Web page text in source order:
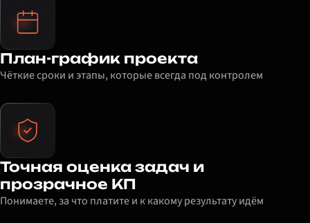
План-график проекта
Чёткие сроки и этапы, которые всегда под контролем
Точная оценка задач и
прозрачное КП
Понимаете, за что платите и к какому результату идём